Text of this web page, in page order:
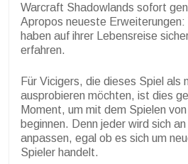
Warcraft Shadowlands sofort
Apropos neueste Erweiterungen:
haben auf ihrer Lebensreise
erfahren.
Für Vicigers, die dieses Spiel als
ausprobieren möchten, ist dies
Moment, um mit dem Spielen
beginnen. Denn jeder wird sich
anpassen, egal ob es sich um
Spieler handelt.